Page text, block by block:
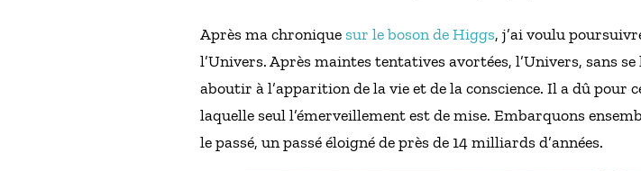
Après ma chroniquesur le boson de Higgs, j’ai voulu
l’Univers. Après maintes tentatives avortées, l’Univers, sans
aboutir à l’apparition de la vie et de la conscience. Il a dû
laquelle seul l’émerveillement est de mise. Embarquons
le passé, un passé éloigné de près de 14 milliards d’années.